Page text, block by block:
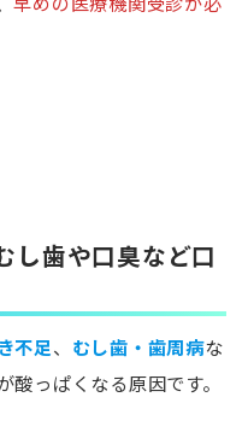
歯や口臭など口
不足、 むし歯・歯周病な
っぱくなる原因です。